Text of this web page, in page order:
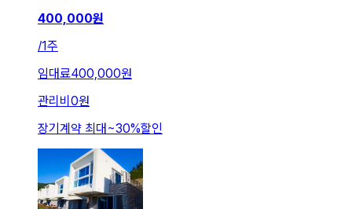
400,000원
/1주
임대료400,000원
관리비 0원
장기계약 최대~30%할인